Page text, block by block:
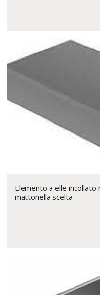
Elemento a elle
mattonella scelta